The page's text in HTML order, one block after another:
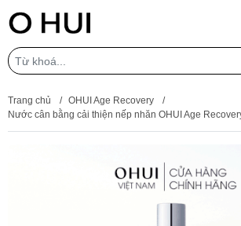
Trang chủ / OHUI Age Recovery
/
Nước cân bằng cải thiện nếp nhăn OHUI Age